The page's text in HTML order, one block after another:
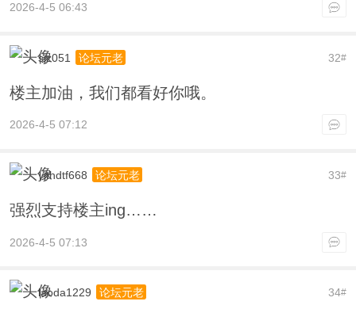
2026-4-5 06:43
32#
sjz051 论坛元老
楼主加油，我们都看好你哦。
2026-4-5 07:12
33#
yjthdtf668 论坛元老
强烈支持楼主ing……
2026-4-5 07:13
34#
laoda1229 论坛元老